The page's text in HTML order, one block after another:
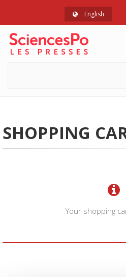
English
SHOPPING
Your shopping